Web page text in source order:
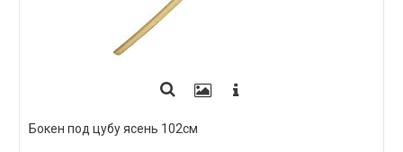
Бокен под цубу ясень 102см